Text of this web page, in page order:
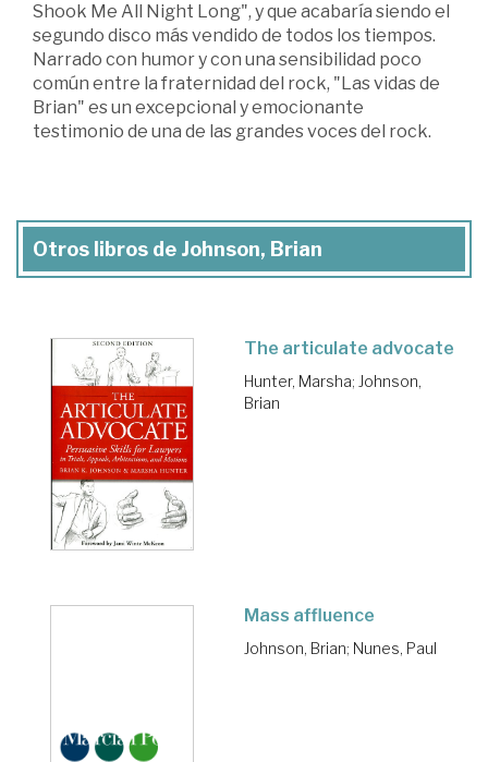
Shook Me All Night Long", y que acabaría siendo el
segundo disco más vendido de todos los tiempos.
Narrado con humor y con una sensibilidad poco
común entre la fraternidad del rock, "Las vidas de
Brian" es un excepcional y emocionante
testimonio de una de las grandes voces del rock.
Otros libros de Johnson, Brian
The articulate advocate
Hunter, Marsha; Johnson,
Brian
Mass affluence
Johnson, Brian; Nunes, Paul